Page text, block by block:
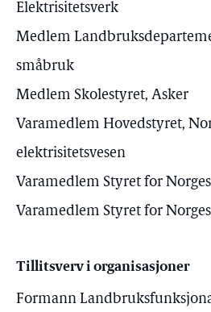
Elektrisitetsverk
Medlem
småbruk
Medlem Skolestyret, Asker
Varamedlem Hovedstyret,
elektrisitetsvesen
Varamedlem Styret for
Varamedlem Styret for
Tillitsverv i organisasjoner
Formann